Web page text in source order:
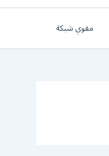
مقوي شبكة